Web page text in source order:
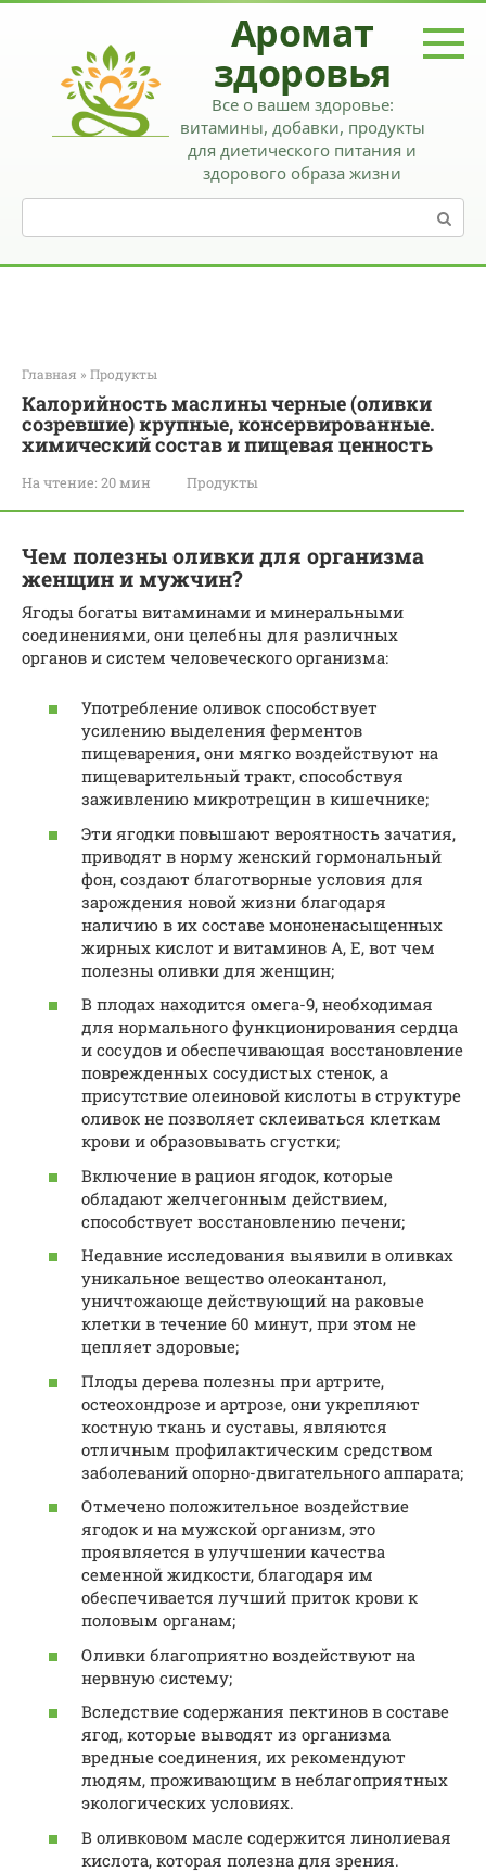
Перейти
Аромат
здоровья
Все о вашем здоровье:
витамины, добавки, продукты
для диетического питания и
здорового образа жизни
Поиск:
Главная » Продукты
Калорийность маслины черные (оливки
созревшие) крупные, консервированные.
химический состав и пищевая ценность
На чтение: 20 мин Продукты
Чем полезны оливки для организма
женщин и мужчин?
Ягоды богаты витаминами и минеральными
соединениями, они целебны для различных
органов и систем человеческого организма:
Употребление оливок способствует
усилению выделения ферментов
пищеварения, они мягко воздействуют на
пищеварительный тракт, способствуя
заживлению микротрещин в кишечнике;
Эти ягодки повышают вероятность зачатия,
приводят в норму женский гормональный
фон, создают благотворные условия для
зарождения новой жизни благодаря
наличию в их составе мононенасыщенных
жирных кислот и витаминов А, Е, вот чем
полезны оливки для женщин;
В плодах находится омега-9, необходимая
для нормального функционирования сердца
и сосудов и обеспечивающая восстановление
поврежденных сосудистых стенок, а
присутствие олеиновой кислоты в структуре
оливок не позволяет склеиваться клеткам
крови и образовывать сгустки;
Включение в рацион ягодок, которые
обладают желчегонным действием,
способствует восстановлению печени;
Недавние исследования выявили в оливках
уникальное вещество олеокантанол,
уничтожающе действующий на раковые
клетки в течение 60 минут, при этом не
цепляет здоровые;
Плоды дерева полезны при артрите,
остеохондрозе и артрозе, они укрепляют
костную ткань и суставы, являются
отличным профилактическим средством
заболеваний опорно-двигательного аппарата;
Отмечено положительное воздействие
ягодок и на мужской организм, это
проявляется в улучшении качества
семенной жидкости, благодаря им
обеспечивается лучший приток крови к
половым органам;
Оливки благоприятно воздействуют на
нервную систему;
Вследствие содержания пектинов в составе
ягод, которые выводят из организма
вредные соединения, их рекомендуют
людям, проживающим в неблагоприятных
экологических условиях.
В оливковом масле содержится линолиевая
кислота, которая полезна для зрения.